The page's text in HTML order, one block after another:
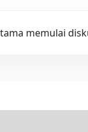
memulai